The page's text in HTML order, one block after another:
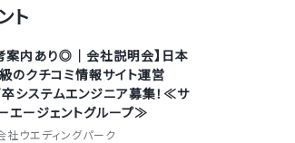
ト
案内あり◎｜会社説明会】日本
のクチコミ情報サイト運営
システムエンジニア募集！≪サ
エージェントグループ≫
社ウエディングパーク